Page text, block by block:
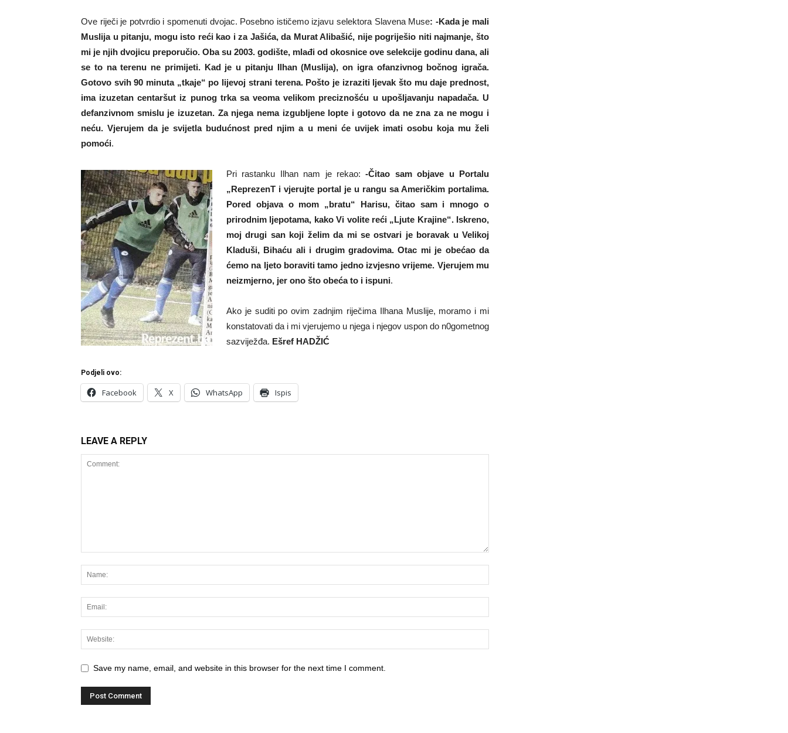
Ove riječi je potvrdio i spomenuti dvojac. Posebno ističemo izjavu selektora Slavena Muse: -Kada je mali
Muslija u pitanju, mogu isto reći kao i za Jašića, da Murat Alibašić, nije pogriješio niti najmanje, što
mi je njih dvojicu preporučio. Oba su 2003. godište, mlađi od okosnice ove selekcije godinu dana, ali
se to na terenu ne primijeti. Kad je u pitanju Ilhan (Muslija), on igra ofanzivnog bočnog igrača.
Gotovo svih 90 minuta „tkaje“ po lijevoj strani terena. Pošto je izraziti ljevak što mu daje prednost,
ima izuzetan centaršut iz punog trka sa veoma velikom preciznošću u upošljavanju napadača. U
defanzivnom smislu je izuzetan. Za njega nema izgubljene lopte i gotovo da ne zna za ne mogu i
neću. Vjerujem da je svijetla budućnost pred njim a u meni će uvijek imati osobu koja mu želi
pomoći.
Pri rastanku Ilhan nam je rekao:-Čitao sam objave u Portalu
„ReprezenT i vjerujte portal je u rangu sa Američkim portalima.
Pored objava o mom „bratu“ Harisu, čitao sam i mnogo o
prirodnim ljepotama, kako Vi volite reći „Ljute Krajine“. Iskreno,
moj drugi san koji želim da mi se ostvari je boravak u Velikoj
Kladuši, Bihaću ali i drugim gradovima. Otac mi je obećao da
ćemo na ljeto boraviti tamo jedno izvjesno vrijeme. Vjerujem mu
neizmjerno, jer ono što obeća to i ispuni.
Ako je suditi po ovim zadnjim riječima Ilhana Muslije, moramo i mi
konstatovati da i mi vjerujemo u njega i njegov uspon do n0gometnog
sazviježđa. Ešref HADŽIĆ
Podjeli ovo:
Facebook X WhatsApp Ispis
LEAVE A REPLY
Save my name, email, and website in this browser for the next time I comment.